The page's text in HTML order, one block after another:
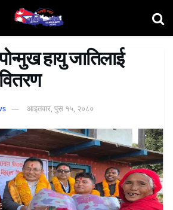
हायु जातिलाई
आइतवार, पुस १५, २०८०